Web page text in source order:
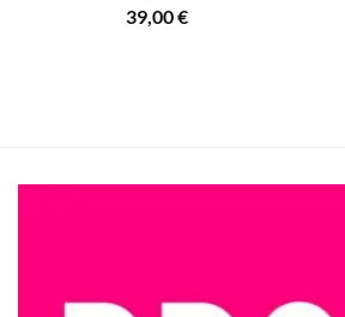
39,00€